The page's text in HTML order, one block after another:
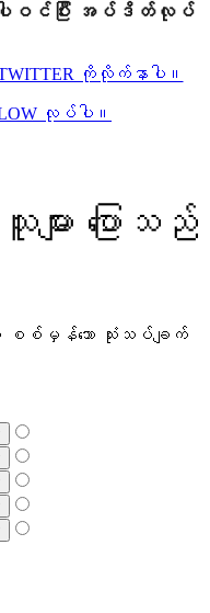
ဝင်ပြီး အပ်ဒိတ်လုပ်
ကိုလိုက်နာပါ။
လုပ်ပါ။
ား ပြောသည်
မှ စစ်မှန်သော သုံးသပ်ချက်